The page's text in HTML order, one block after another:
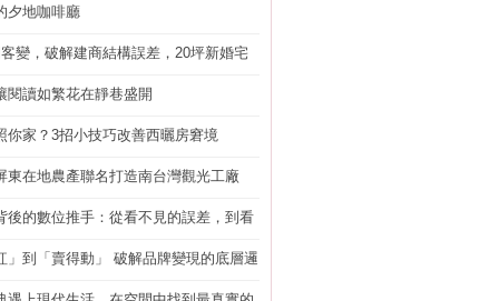
夕地咖啡廳
變，破解建商結構誤差，20坪新婚宅
閱讀如繁花在靜巷盛開
你家？3招小技巧改善西曬房窘境
東在地農產聯名打造南台灣觀光工廠
後的數位推手：從看不見的誤差，到看
」到「賣得動」 破解品牌變現的底層邏